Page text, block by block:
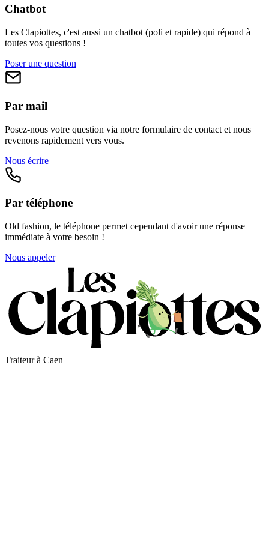
Chatbot
Les Clapiottes, c'est aussi un chatbot (poli et rapide) qui répond à
toutes vos questions !
Poser une question
Par mail
Posez-nous votre question via notre formulaire de contact et nous
revenons rapidement vers vous.
Nous écrire
Par téléphone
Old fashion, le téléphone permet cependant d'avoir une réponse
immédiate à votre besoin !
Nous appeler
Traiteur à Caen